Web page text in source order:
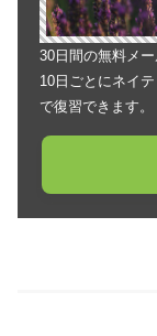
30日間の無料メー
10日ごとにネイ
で復習できます。